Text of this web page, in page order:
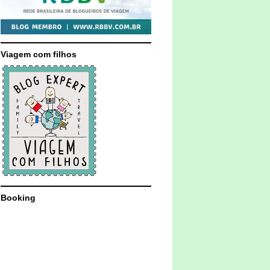
Viagem com filhos
Booking